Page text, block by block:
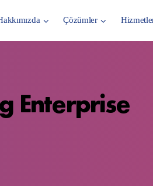
Çözümler
Enterprise